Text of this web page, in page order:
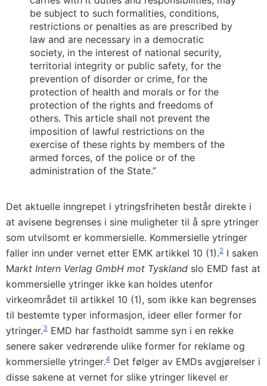
be subject to such formalities, conditions,
restrictions or penalties as are prescribed by
law and are necessary in a democratic
society, in the interest of national security,
territorial integrity or public safety, for the
prevention of disorder or crime, for the
protection of health and morals or for the
protection of the rights and freedoms of
others. This article shall not prevent the
imposition of lawful restrictions on the
exercise of these rights by members of the
armed forces, of the police or of the
administration of the State.”
Det aktuelle inngrepet i ytringsfriheten består direkte i
at avisene begrenses i sine muligheter til å spre ytringer
som utvilsomt er kommersielle. Kommersielle ytringer
faller inn under vernet etter EMK artikkel 10 (1).2 I saken
Markt Intern Verlag GmbH mot Tyskland slo EMD fast at
kommersielle ytringer ikke kan holdes utenfor
virkeområdet til artikkel 10 (1), som ikke kan begrenses
til bestemte typer informasjon, ideer eller former for
ytringer.3 EMD har fastholdt samme syn i en rekke
senere saker vedrørende ulike former for reklame og
kommersielle ytringer.4 Det følger av EMDs avgjørelser i
disse sakene at vernet for slike ytringer likevel er